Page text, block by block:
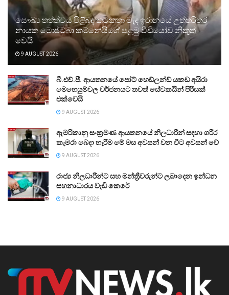
සෞඛ්‍ය තත්ත්වය පිළිබඳ කටකතා මැද ඉරානයේ උත්තරීතර
නායක මොජ්ටබා කම්නේයිගේ පළමු වීඩියෝව නිකුත්
වෙයි
9 AUGUST 2026
බී.එච්.පී. ආයතනයේ පෝට් හෙඩ්ලන්ඩ් යකඩ අයිරා
මෙහෙයුම්වල වර්ජනයට තවත් සේවකයින් පිරිසක්
එක්වෙයි
9 AUGUST 2026
ඇමරිකානු සංක්‍රමණ ආයතනයේ නිලධාරීන් සඳහා ශරීර
කැමරා බෙදා හැරීම මේ මස අවසන් වන විට අවසන් වේ
9 AUGUST 2026
රාජ්‍ය නිලධාරීන්ට සහ මන්ත්‍රීවරුන්ට ලබාදෙන ඉන්ධන
සහනාධාරය වැඩි කෙරේ
9 AUGUST 2026